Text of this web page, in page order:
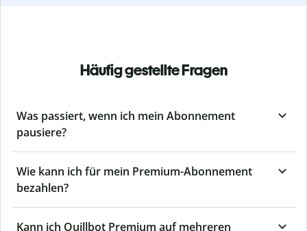
Häufig gestellte Fragen
Was passiert, wenn ich mein Abonnement
pausiere?
Wie kann ich für mein Premium-Abonnement
bezahlen?
Kann ich Quillbot Premium auf mehreren